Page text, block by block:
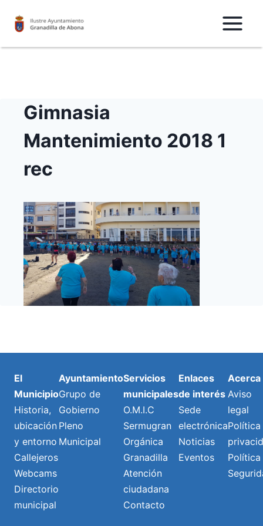
Gimnasia
Mantenimiento 2018 1
rec
El
Municipio
Historia,
ubicación
y entorno
Callejeros
Webcams
Directorio
municipal
Ayuntamiento
Grupo de
Gobierno
Pleno
Municipal
Servicios
municipales
O.M.I.C
Sermugran
Orgánica
Granadilla
Atención
ciudadana
Contacto
Enlaces
de interés
Sede
electrónica
Noticias
Eventos
Acerca
Aviso
legal
Política
Política